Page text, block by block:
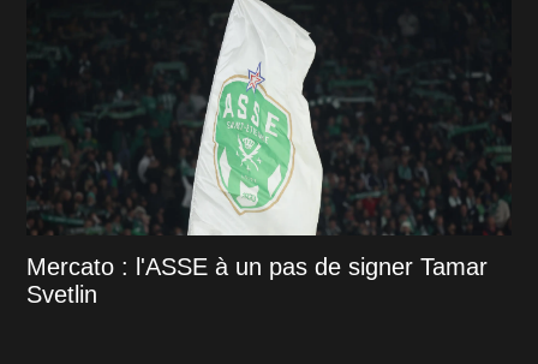
Mercato : l'ASSE à un pas de signer Tamar
Svetlin